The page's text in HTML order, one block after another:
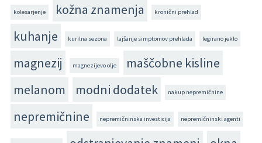
kolesarjenje kožna znamenja kronični prehlad
kuhanje kurilna sezona lajšanje simptomov prehlada legirano jeklo
magnezij magnezijevo olje
maščobne kisline
melanom
modni dodatek nakup nepremičnine
nepremičnine nepremičninska investicija nepremičninski agenti